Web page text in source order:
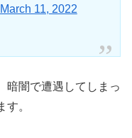
March 11, 2022
暗闇で遭遇してしまっ
。